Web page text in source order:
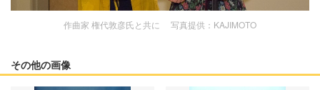
作曲家 権代敦彦氏と共に 写真提供：KAJIMOTO
その他の画像